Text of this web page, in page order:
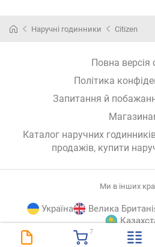
7
Наручні годинники Citizen
Повна версія
Політика
Запитання й
Каталог наручних
продажів, купити
Ми в інших
Україна Велика